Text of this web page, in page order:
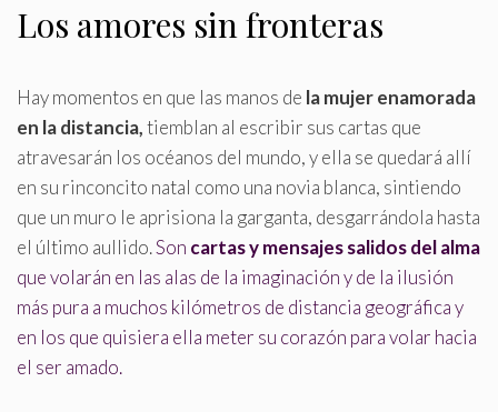
Los amores sin fronteras
Hay momentos en que las manos de la mujer enamorada
en la distancia,tiemblan al escribir sus cartas que
atravesarán los océanos del mundo, y ella se quedará allí
en su rinconcito natal como una novia blanca, sintiendo
que un muro le aprisiona la garganta, desgarrándola hasta
el último aullido.Son cartas y mensajes salidos del alma
que volarán en las alas de la imaginación y de la ilusión
más pura a muchos kilómetros de distancia geográfica y
en los que quisiera ella meter su corazón para volar hacia
el ser amado.